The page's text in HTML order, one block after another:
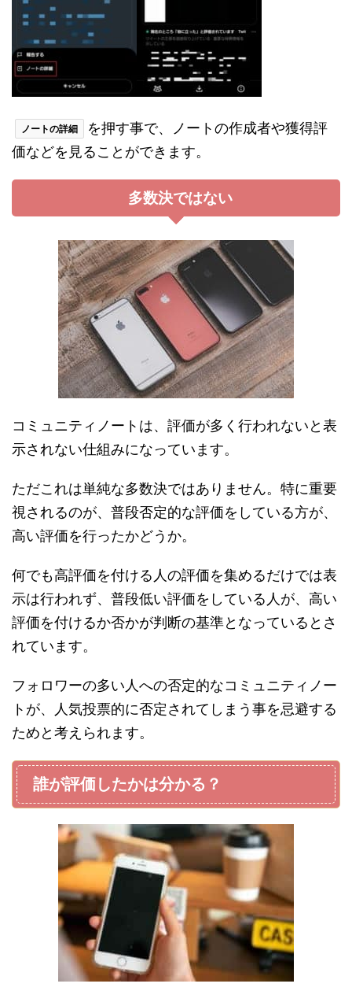
ノートの詳細
を押す事で、ノートの作成者や獲得評
価などを見ることができます。
多数決ではない
コミュニティノートは、評価が多く行われないと表
示されない仕組みになっています。
ただこれは単純な多数決ではありません。特に重要
視されるのが、普段否定的な評価をしている方が、
高い評価を行ったかどうか。
何でも高評価を付ける人の評価を集めるだけでは表
示は行われず、普段低い評価をしている人が、高い
評価を付けるか否かが判断の基準となっているとさ
れています。
フォロワーの多い人への否定的なコミュニティノー
トが、人気投票的に否定されてしまう事を忌避する
ためと考えられます。
誰が評価したかは分かる？